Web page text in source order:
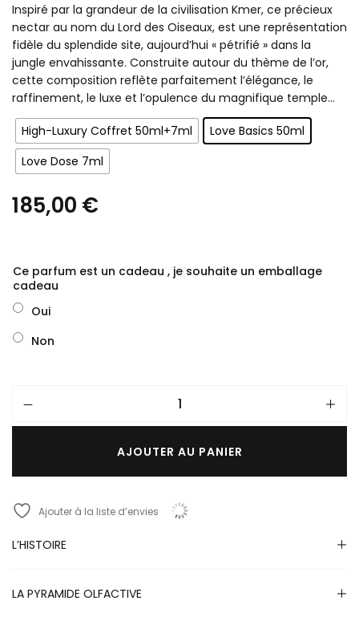
Inspiré par la grandeur de la civilisation Kmer, ce précieux
nectar au nom du Lord des Oiseaux, est une représentation
fidèle du splendide site, aujourd’hui « pétrifié » dans la
jungle envahissante. Construite autour du thème de l’or,
cette composition reflète parfaitement l’élégance, le
raffinement, le luxe et l’opulence du magnifique temple…
High-Luxury Coffret 50ml+7ml
Love Basics 50ml
Love Dose 7ml
185,00 €
Ce parfum est un cadeau , je souhaite un emballage
cadeau
Oui
Non
AJOUTER AU PANIER
l
t
r
t
i
Ajouter à la liste d’envies
L’HISTOIRE
LA PYRAMIDE OLFACTIVE